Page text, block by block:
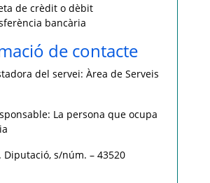
de crèdit o dèbit
bancària
de contacte
del servei: Àrea de Serveis
La persona que ocupa
Diputació, s/núm. – 43520